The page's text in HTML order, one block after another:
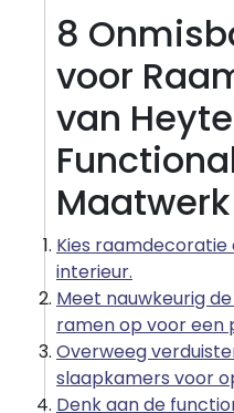
8
voor
van
Maatwerk
Kies raamdecoratie
interieur.
Meet nauwkeurig
ramen op voor een
Overweeg
slaapkamers voor
Denk aan de